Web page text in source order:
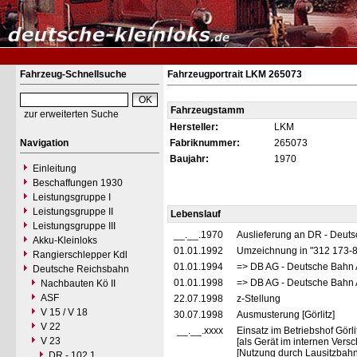
Fahrzeug-Schnellsuche
zur erweiterten Suche
Navigation
Einleitung
Beschaffungen 1930
Leistungsgruppe I
Leistungsgruppe II
Leistungsgruppe III
Akku-Kleinloks
Rangierschlepper Kdl
Deutsche Reichsbahn
Nachbauten Kö II
ASF
V 15 / V 18
V 22
V 23
Fahrzeugportrait LKM 265073
Fahrzeugstamm
Hersteller:
LKM
Fabriknummer:
265073
Baujahr:
1970
Lebenslauf
__.__.1970
Auslieferung an DR -
01.01.1992
Umzeichnung in "312 173-
01.01.1994
=> DB AG - Deutsche
01.01.1998
=> DB AG - Deutsche
22.07.1998
z-Stellung
30.07.1998
Ausmusterung [Görlitz]
__.__.xxxx
Einsatz im Betriebshof
[als Gerät im internen
[Nutzung durch